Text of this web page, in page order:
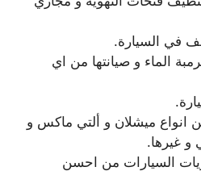
في السيارة.
الماء و صيانتها من اي
انواع ميشلان و ألتي ماكس و
و غيرها.
السيارات من احسن